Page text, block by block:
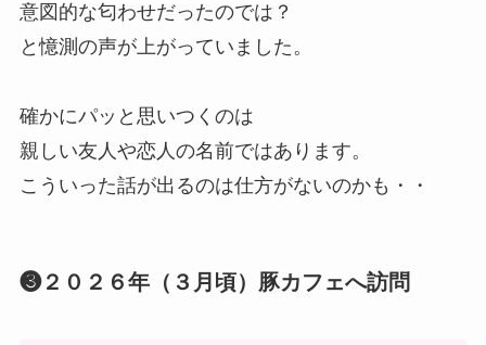
意図的な匂わせだったのでは？
と憶測の声が上がっていました。
確かにパッと思いつくのは
親しい友人や恋人の名前ではあります。
こういった話が出るのは仕方がないのかも・・
❸２０２６年（３月頃）豚カフェへ訪問